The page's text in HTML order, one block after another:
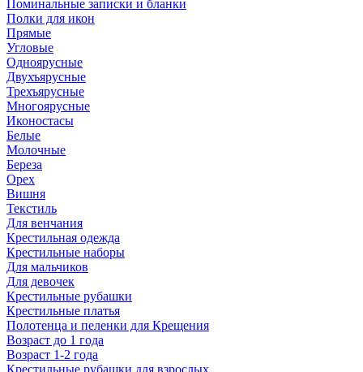
Поминальные записки и бланки
Полки для икон
Прямые
Угловые
Одноярусные
Двухъярусные
Трехъярусные
Многоярусные
Иконостасы
Белые
Молочные
Береза
Орех
Вишня
Текстиль
Для венчания
Крестильная одежда
Крестильные наборы
Для мальчиков
Для девочек
Крестильные рубашки
Крестильные платья
Полотенца и пеленки для Крещения
Возраст до 1 года
Возраст 1-2 года
Крестильные рубашки для взрослых